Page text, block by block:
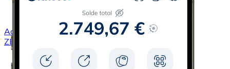
Acheter ZCashavec virement bancaire
ZEC